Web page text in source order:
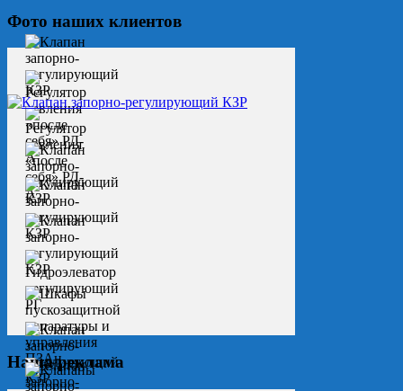
Фото наших клиентов
Наша реклама